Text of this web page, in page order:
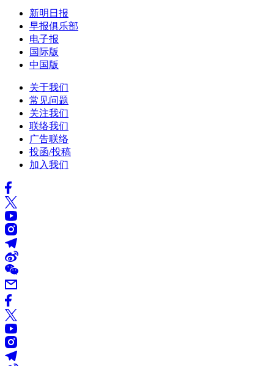
新明日报
早报俱乐部
电子报
国际版
中国版
关于我们
常见问题
关注我们
联络我们
广告联络
投函/投稿
加入我们